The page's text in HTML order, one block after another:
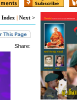
Index | Next >
Share: